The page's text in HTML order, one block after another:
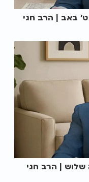
באב | הרב חגי
שלוש | הרב חגי